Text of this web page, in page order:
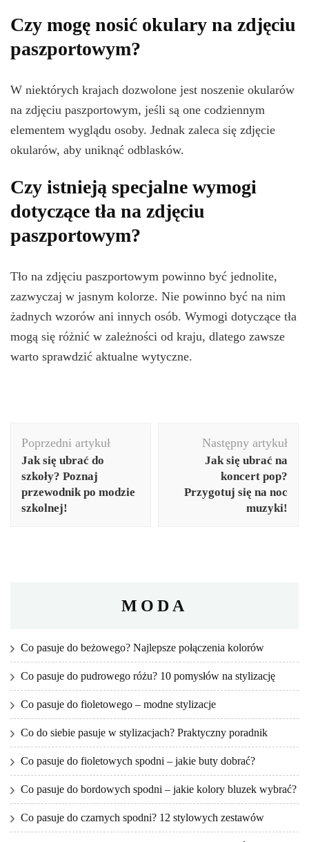
Czy mogę nosić okulary na zdjęciu
paszportowym?
W niektórych krajach dozwolone jest noszenie okularów
na zdjęciu paszportowym, jeśli są one codziennym
elementem wyglądu osoby. Jednak zaleca się zdjęcie
okularów, aby uniknąć odblasków.
Czy istnieją specjalne wymogi
dotyczące tła na zdjęciu
paszportowym?
Tło na zdjęciu paszportowym powinno być jednolite,
zazwyczaj w jasnym kolorze. Nie powinno być na nim
żadnych wzorów ani innych osób. Wymogi dotyczące tła
mogą się różnić w zależności od kraju, dlatego zawsze
warto sprawdzić aktualne wytyczne.
wpisu
Poprzedni artykuł
Jak się ubrać do
szkoły? Poznaj
przewodnik po modzie
szkolnej!
Następny artykuł
Jak się ubrać na
koncert pop?
Przygotuj się na noc
muzyki!
MODA
Co pasuje do beżowego? Najlepsze połączenia kolorów
Co pasuje do pudrowego różu? 10 pomysłów na stylizację
Co pasuje do fioletowego – modne stylizacje
Co do siebie pasuje w stylizacjach? Praktyczny poradnik
Co pasuje do fioletowych spodni – jakie buty dobrać?
Co pasuje do bordowych spodni – jakie kolory bluzek wybrać?
Co pasuje do czarnych spodni? 12 stylowych zestawów